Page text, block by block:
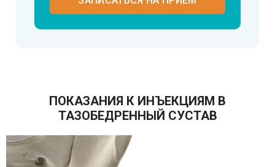
ПОКАЗАНИЯ К ИНЪЕКЦИЯМ В
ТАЗОБЕДРЕННЫЙ СУСТАВ